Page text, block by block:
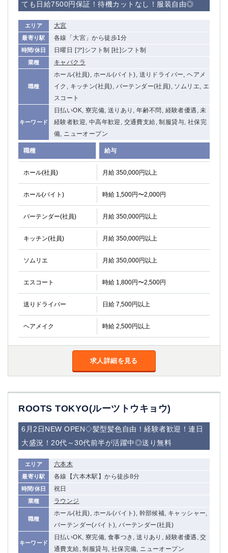
ても日給7500円保証！待機カットなし！服装自由◎
エリア 大宮
最寄り駅 各線「大宮」から徒歩1分
時間/休日 日曜日 [ア]シフト制 [社]シフト制
業種 キャバクラ
職種
ホール(社員), ホール(バイト), 送りドライバー, ヘアメ
イク, キッチン(社員), バーテンダー(社員), ソムリエ, エ
スコート
キーワード
日払いOK, 寮完備, 送りあり, 年齢不問, 経験者優遇, 未
経験者歓迎, 中高年歓迎, 交通費支給, 制服貸与, 社保完
備, ニューオープン
職種 給与
ホール(社員) 月給 350,000円以上
ホール(バイト) 時給 1,500円〜2,000円
バーテンダー(社員) 月給 350,000円以上
キッチン(社員) 月給 350,000円以上
ソムリエ 月給 350,000円以上
エスコート 時給 1,800円〜2,500円
送りドライバー 日給 7,500円以上
ヘアメイク 時給 2,500円以上
求人詳細を見る
ROOTS TOKYO(ルーツトウキョウ)
6月2日NEW OPEN◇髪型髪色自由！経験者歓迎！連日
大盛況！20代～30代前半が活躍中◎送り無料
エリア 六本木
最寄り駅 各線【六本木駅】から徒歩8分
時間/休日 祝日
業種 ラウンジ
職種
ホール(社員), ホール(バイト), 幹部候補, キャッシャー,
バーテンダー(バイト), バーテンダー(社員)
キーワード
日払いOK, 寮完備, 食事つき, 送りあり, 経験者優遇, 交
通費支給, 制服貸与, 社保完備, ニューオープン